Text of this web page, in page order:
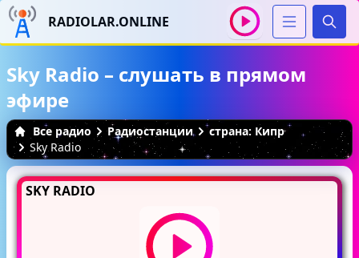
RADIOLAR.ONLINE
Sky Radio – слушать в прямом
эфире
Все радио Радиостанции
страна: Кипр
Sky Radio
SKY RADIO